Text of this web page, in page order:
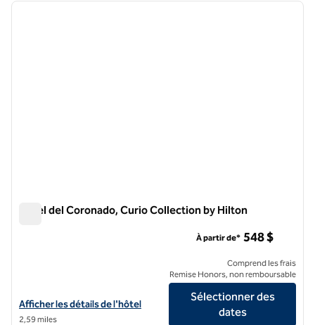
1 sur 12
Hotel del Coronado, Curio Collection by Hilton
Afficher les détails de l'hôtel Hotel del Coronado, Curio Collection
Afficher les détails de l'hôtel
2,59 miles
À partir de* 548 $
Comprend les frais
Remise Honors, non remboursable
Sélectionner des
dates